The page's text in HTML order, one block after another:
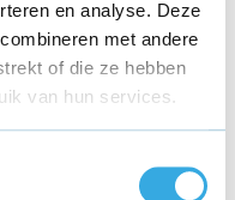
en analyse. Deze
met andere
of die ze hebben
van hun services.